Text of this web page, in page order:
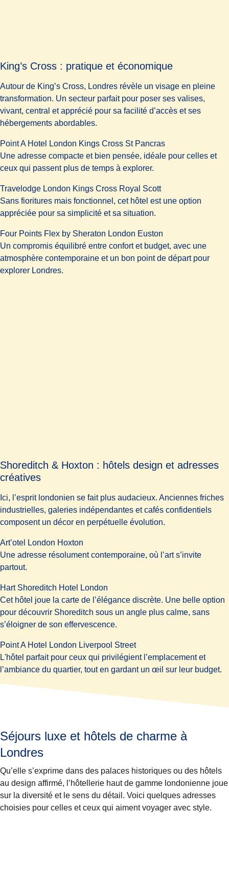
King’s Cross : pratique et économique
Autour de King’s Cross, Londres révèle un visage en pleine
transformation. Un secteur parfait pour poser ses valises,
vivant, central et apprécié pour sa facilité d’accès et ses
hébergements abordables.
Point A Hotel London Kings Cross St Pancras
Une adresse compacte et bien pensée, idéale pour celles et
ceux qui passent plus de temps à explorer.
Travelodge London Kings Cross Royal Scott
Sans fioritures mais fonctionnel, cet hôtel est une option
appréciée pour sa simplicité et sa situation.
Four Points Flex by Sheraton London Euston
Un compromis équilibré entre confort et budget, avec une
atmosphère contemporaine et un bon point de départ pour
explorer Londres.
Shoreditch & Hoxton : hôtels design et adresses
créatives
Ici, l’esprit londonien se fait plus audacieux. Anciennes friches
industrielles, galeries indépendantes et cafés confidentiels
composent un décor en perpétuelle évolution.
Art’otel London Hoxton
Une adresse résolument contemporaine, où l’art s’invite
partout.
Hart Shoreditch Hotel London
Cet hôtel joue la carte de l’élégance discrète. Une belle option
pour découvrir Shoreditch sous un angle plus calme, sans
s’éloigner de son effervescence.
Point A Hotel London Liverpool Street
L'hôtel parfait pour ceux qui privilégient l’emplacement et
l’ambiance du quartier, tout en gardant un œil sur leur budget.
Séjours luxe et hôtels de charme à
Londres
Qu’elle s’exprime dans des palaces historiques ou des hôtels
au design affirmé, l’hôtellerie haut de gamme londonienne joue
sur la diversité et le sens du détail. Voici quelques adresses
choisies pour celles et ceux qui aiment voyager avec style.